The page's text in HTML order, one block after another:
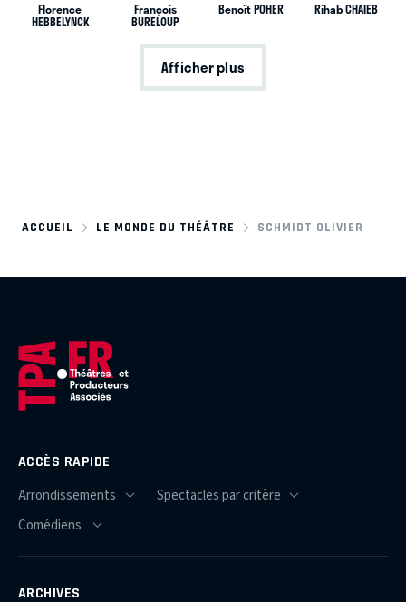
Florence
HEBBELYNCK
François
BURELOUP
Benoît POHER Rihab CHAIEB
Afficher plus
ACCUEIL LE MONDE DU THÉÂTRE SCHMIDT OLIVIER
ACCÈS RAPIDE
ARCHIVES